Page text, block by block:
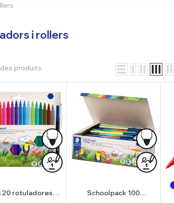
i rollers
des produits.
20 rotuladores
Schoolpack 100